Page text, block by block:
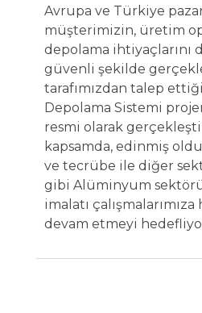
Avrupa ve Türkiye
müşterimizin, üretim
depolama ihtiyaçlarını
güvenli şekilde
tarafımızdan talep
Depolama Sistemi
resmi olarak
kapsamda, edinmiş
ve tecrübe ile diğer
gibi Alüminyum
imalatı çalışmalarımıza
devam etmeyi